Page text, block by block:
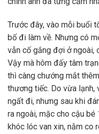
Trước đây, vào mỗi buổi
bố đi làm về. Nhưng có
vẫn cố gắng đợi ở ngoài,
Vậy mà hôm đấy tâm
thì càng chướng mắt
thương tiếc. Do vừa lạnh,
ngất đi, nhưng sau khi
ra ngoài, mặc cho cậu
khóc lóc van xin, nằm co